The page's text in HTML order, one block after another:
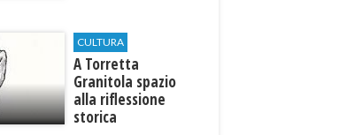
CULTURA
​A Torretta
Granitola spazio
alla riflessione
storica